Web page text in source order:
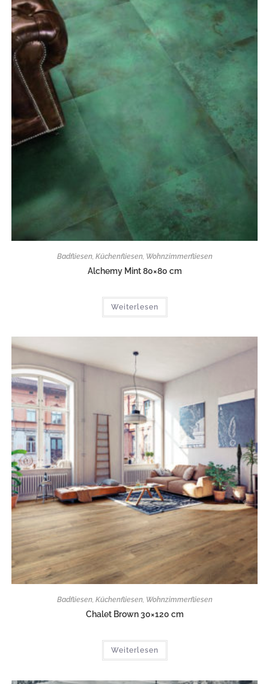
Badfliesen, Küchenfliesen, Wohnzimmerfliesen
Alchemy Mint 80×80 cm
Weiterlesen
Badfliesen, Küchenfliesen, Wohnzimmerfliesen
Chalet Brown 30×120 cm
Weiterlesen